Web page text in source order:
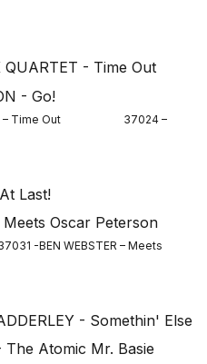
– Time Out 37024 –
-BEN WEBSTER – Meets